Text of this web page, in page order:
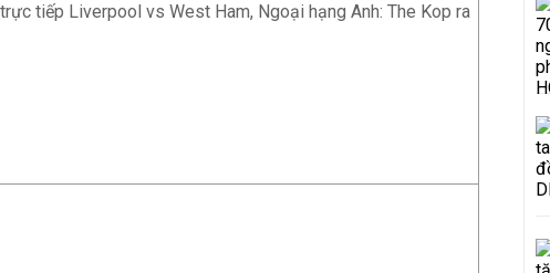
tiếp Liverpool vs West Ham, Ngoại hạng Anh: The Kop ra